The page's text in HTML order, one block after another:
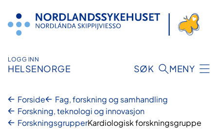
innhold
LOGG INN
HELSENORGE SØK MENY
Forside
Fag, forskning og samhandling
Forskning, teknologi og innovasjon
ForskningsgrupperKardiologisk forskningsgruppe